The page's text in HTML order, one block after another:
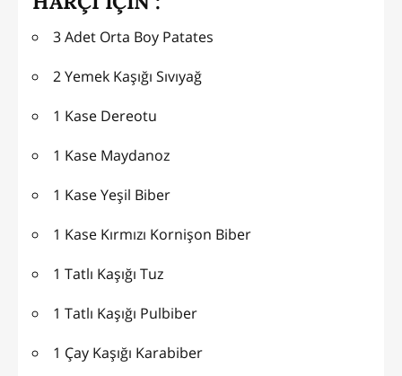
3 Adet Orta Boy Patates
2 Yemek Kaşığı Sıvıyağ
1 Kase Dereotu
1 Kase Maydanoz
1 Kase Yeşil Biber
1 Kase Kırmızı Kornişon Biber
1 Tatlı Kaşığı Tuz
1 Tatlı Kaşığı Pulbiber
1 Çay Kaşığı Karabiber